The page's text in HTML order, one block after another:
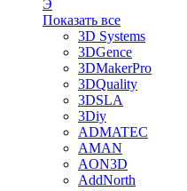
Э
Показать все
3D Systems
3DGence
3DMakerPro
3DQuality
3DSLA
3Diy
ADMATEC
AMAN
AON3D
AddNorth